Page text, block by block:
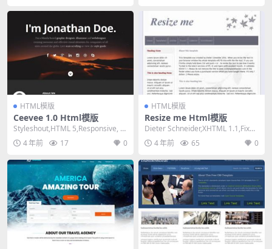
HTML模版
Ceevee 1.0 Html模版
Styleshout,HTML 5,Responsive, M
ixed Colu...
4 年前 17 0
HTML模版
Resize me Html模版
Dieter Schneider,XHTML 1.1,Fixed
Width, ...
4 年前 65 0